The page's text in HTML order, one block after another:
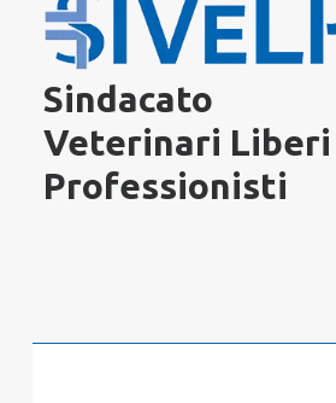
Sindacato
Veterinari Liberi
Professionisti